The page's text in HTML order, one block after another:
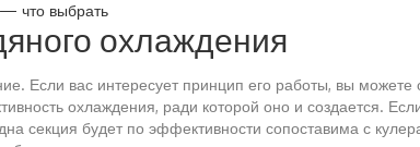
что выбрать
охлаждения
Если вас интересует принцип его работы, вы
охлаждения, ради которой оно и создается.
секция будет по эффективности сопоставима с